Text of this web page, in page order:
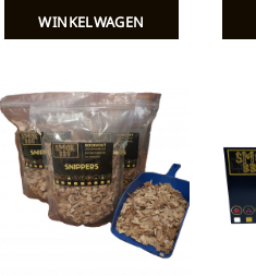
WINKELWAGEN
Toevoegen
aan
verlanglijst